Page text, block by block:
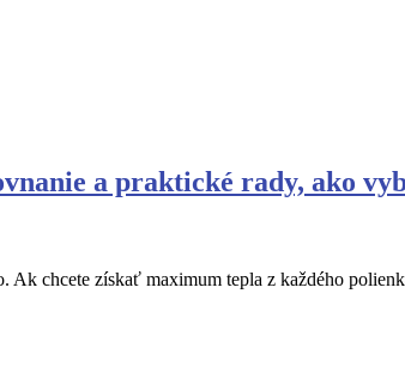
a praktické rady, ako
chcete získať maximum tepla z každého